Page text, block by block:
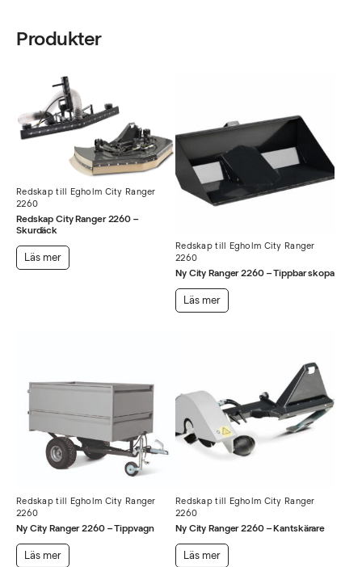
Produkter
Redskap till Egholm City Ranger
2260
Redskap City Ranger 2260 –
Skurdäck
Läs mer
Redskap till Egholm City Ranger
2260
Ny City Ranger 2260 – Tippbar skopa
Läs mer
Redskap till Egholm City Ranger
2260
Ny City Ranger 2260 – Tippvagn
Läs mer
Redskap till Egholm City Ranger
2260
Ny City Ranger 2260 – Kantskärare
Läs mer